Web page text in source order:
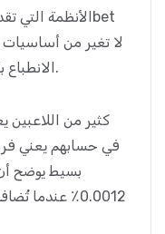
لا تغير من
الانطباع بأن هناك شيء سحري وراء الواجهة.
في حسابهم يعني
بسيط يوضح
0.0012٪ عندما